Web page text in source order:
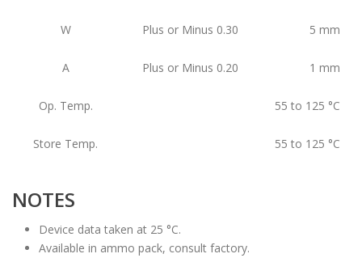
W Plus or Minus 0.30 5 mm
A Plus or Minus 0.20 1 mm
Op. Temp. 55 to 125 °C
Store Temp. 55 to 125 °C
NOTES
Device data taken at 25 °C.
Available in ammo pack, consult factory.